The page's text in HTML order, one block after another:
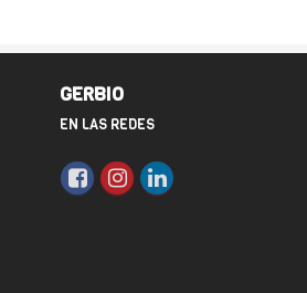
GERBIO
EN LAS REDES